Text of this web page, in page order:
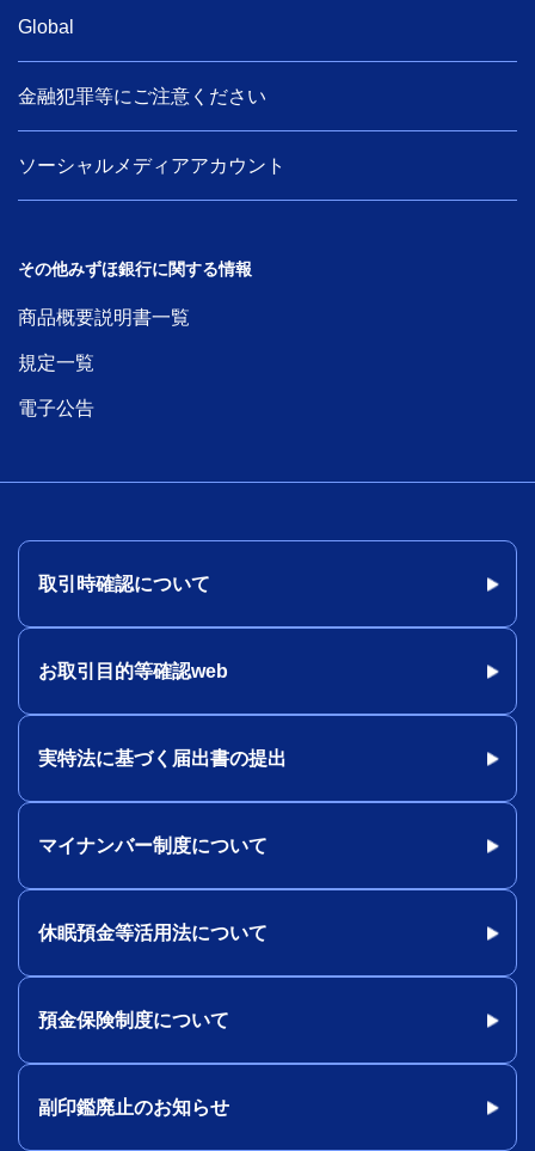
Global
金融犯罪等にご注意ください
ソーシャルメディアアカウント
その他みずほ銀行に関する情報
商品概要説明書一覧
規定一覧
電子公告
取引時確認について
お取引目的等確認web
実特法に基づく届出書の提出
マイナンバー制度について
休眠預金等活用法について
預金保険制度について
副印鑑廃止のお知らせ